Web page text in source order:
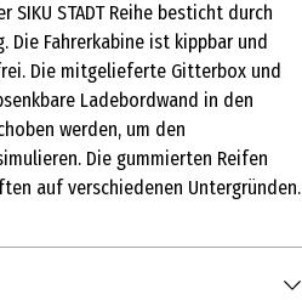
STADT Reihe besticht durch
Fahrerkabine ist kippbar und
Die mitgelieferte Gitterbox und
Ladebordwand in den
werden, um den
Die gummierten Reifen
auf verschiedenen Untergründen.